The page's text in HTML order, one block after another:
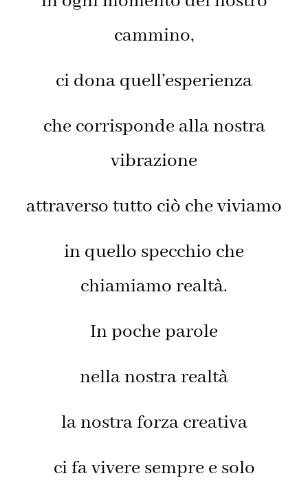
cammino,
ci dona quell’esperienza
che corrisponde alla nostra
vibrazione
attraverso tutto ciò che viviamo
in quello specchio che
chiamiamo realtà.
In poche parole
nella nostra realtà
la nostra forza creativa
ci fa vivere sempre e solo